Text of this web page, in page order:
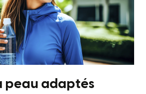
peau adaptés